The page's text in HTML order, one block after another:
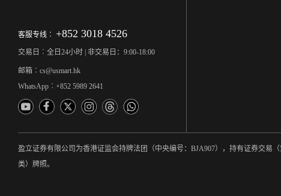
客服专线︰ +852 3018 4526
交易日︰全日24小时 | 非交易日：9:00-18:00
邮箱︰cs@usmart.hk
WhatsApp︰+852 5989 2641
盈立证券有限公司为香港证监会持牌法团（中央编号：BJA907），持有证券交易
类）牌照。